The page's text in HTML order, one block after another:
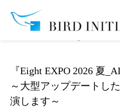
『Eight EXPO 2026 夏
～大型アップデートし
演します～